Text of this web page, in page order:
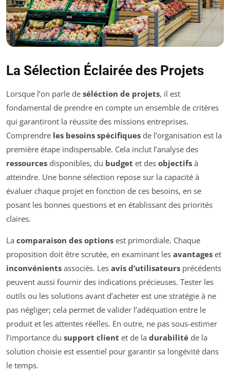
La Sélection Éclairée des Projets
Lorsque l’on parle de séléction de projets, il est
fondamental de prendre en compte un ensemble de critères
qui garantiront la réussite des missions entreprises.
Comprendre les besoins spécifiques de l’organisation est la
première étape indispensable. Cela inclut l’analyse des
ressources disponibles, du budget et des objectifs à
atteindre. Une bonne sélection repose sur la capacité à
évaluer chaque projet en fonction de ces besoins, en se
posant les bonnes questions et en établissant des priorités
claires.
La comparaison des options est primordiale. Chaque
proposition doit être scrutée, en examinant les avantages et
inconvénients associés. Les avis d’utilisateurs précédents
peuvent aussi fournir des indications précieuses. Tester les
outils ou les solutions avant d’acheter est une stratégie à ne
pas négliger; cela permet de valider l’adéquation entre le
produit et les attentes réelles. En outre, ne pas sous-estimer
l’importance du support client et de la durabilité de la
solution choisie est essentiel pour garantir sa longévité dans
le temps.